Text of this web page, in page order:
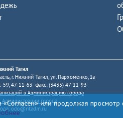
Тагил
г. Нижний Тагил, ул. Пархоменко, 1а
59, 47-11-63 факс: (3435) 47-11-93
в Администрацию города
города
odo@ntadm.ru
или продолжая просмотр